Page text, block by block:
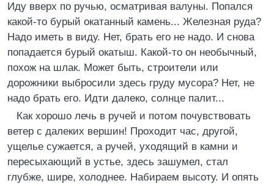
Иду вверх по ручью, осматривая валуны. Попался
какой-то бурый окатанный камень... Железная руда?
Надо иметь в виду. Нет, брать его не надо. И снова
попадается бурый окатыш. Какой-то он необычный,
похож на шлак. Может быть, строители или
дорожники выбросили здесь груду мусора? Нет, не
надо брать его. Идти далеко, солнце палит...
Как хорошо лечь в ручей и потом почувствовать
ветер с далеких вершин! Проходит час, другой,
ущелье сужается, а ручей, уходящий в камни и
пересыхающий в устье, здесь зашумел, стал
глубже, шире, холоднее. Набираем высоту. И опять